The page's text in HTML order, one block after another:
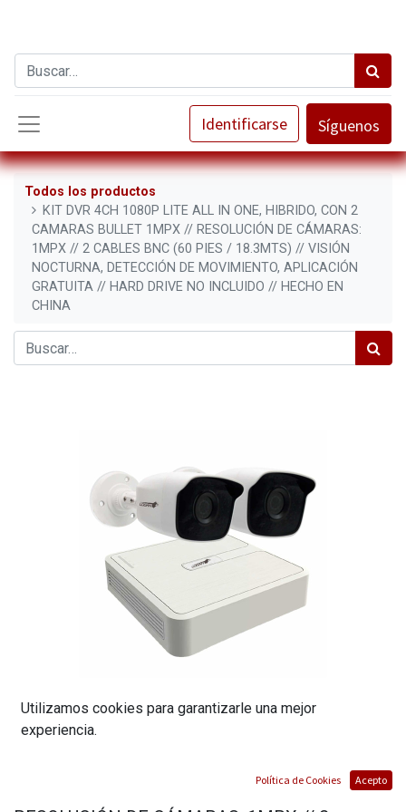
Identificarse Síguenos
Todos los productos
KIT DVR 4CH 1080P LITE ALL IN ONE, HIBRIDO, CON 2
CAMARAS BULLET 1MPX // RESOLUCIÓN DE CÁMARAS:
1MPX // 2 CABLES BNC (60 PIES / 18.3MTS) // VISIÓN
NOCTURNA, DETECCIÓN DE MOVIMIENTO, APLICACIÓN
GRATUITA // HARD DRIVE NO INCLUIDO // HECHO EN
CHINA
HIBRIDO, CON 2 CAMARAS BULLET 1MPX //
Utilizamos cookies para garantizarle una mejor
experiencia.
Política de Cookies Acepto